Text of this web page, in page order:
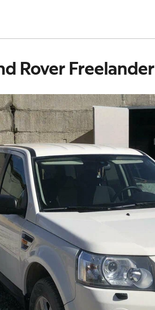
Rover Freelander